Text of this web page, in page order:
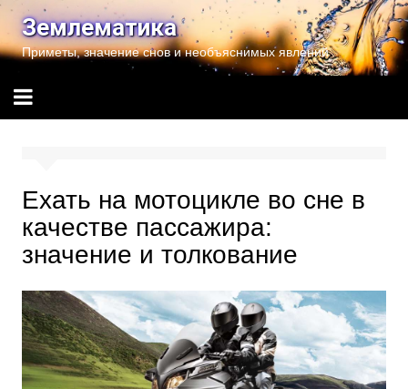
Перейти
содержимому
Землематика
Приметы, значение снов и необъяснимых явлений
Ехать на мотоцикле во сне в
качестве пассажира:
значение и толкование